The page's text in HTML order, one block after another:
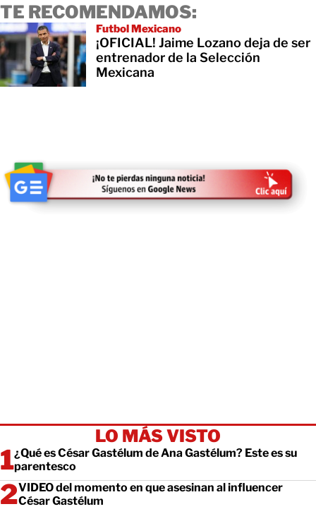
TE RECOMENDAMOS:
Futbol Mexicano
¡OFICIAL! Jaime Lozano deja de ser
entrenador de la Selección
Mexicana
LO MÁS VISTO
¿Qué es César Gastélum de Ana Gastélum? Este es su
parentesco
VIDEO del momento en que asesinan al influencer
César Gastélum